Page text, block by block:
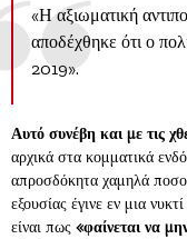
«Η αξιωματική
αποδέχθηκε ότι ο
2019».
Αυτό συνέβη και με τις
αρχικά στα κομματικά
απροσδόκητα χαμηλά
εξουσίας έγινε εν μια
είναι πως «φαίνεται να